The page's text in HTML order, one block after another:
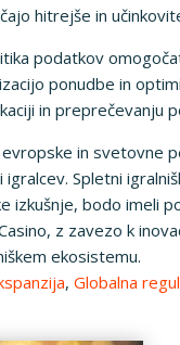
hitrejše in
podatkov
ponudbe in
in preprečevanju
in svetovne
Spletni
izkušnje, bodo imeli
z zavezo k
ekosistemu.
, Globalna